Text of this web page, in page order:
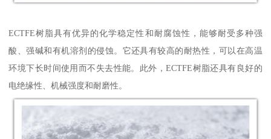
ECTFE树脂具有优异的化学稳定性和耐腐蚀性，能够耐受多种强
酸、强碱和有机溶剂的侵蚀。它还具有较高的耐热性，可以在高温
环境下长时间使用而不失去性能。此外，ECTFE树脂还具有良好的
电绝缘性、机械强度和耐磨性。